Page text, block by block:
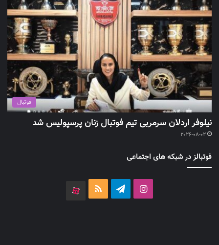
فوتبال
نیلوفر اردلان سرمربی تیم فوتبال زنان پرسپولیس شد
2026-08-02
فوتبالز در شبکه های اجتماعی
اینستاگرامتلگرام خوراک